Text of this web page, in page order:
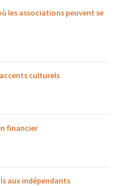
les associations peuvent se
culturels
financier
aux indépendants